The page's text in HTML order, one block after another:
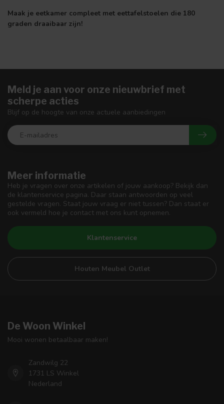
Maak je eetkamer compleet met eettafelstoelen die 180
graden draaibaar zijn!
Meer informatie
Heb je vragen over onze artikelen of jouw aankoop? Bekijk dan
de klantenservice pagina. Daar staan antwoorden op veel
gestelde vragen. Staat jouw vraag er niet tussen? Dan staat er
ook vermeld hoe je contact met ons kunt opnemen.
Klantenservice
Houten Meubel Outlet
Meld je aan voor onze nieuwbrief met
scherpe acties
Blijf op de hoogte van onze actuele aanbiedingen
De Woon Winkel
Mooi wonen betaalbaar maken!
Zandwilg 22
1731 LS Winkel
Nederland